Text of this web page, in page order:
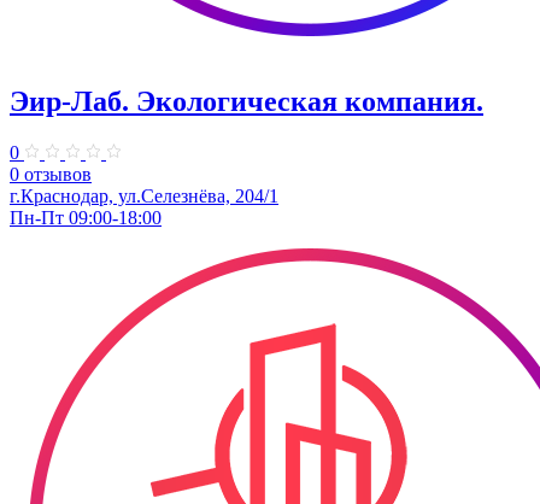
Эир-Лаб. Экологическая компания.
0
0 отзывов
г.Краснодар, ул.Селезнёва, 204/1
Пн-Пт 09:00-18:00